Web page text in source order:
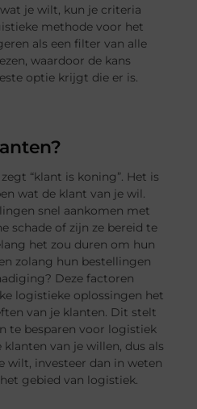
je wilt, kun je criteria
methode voor het
als een filter van alle
waardoor de kans
optie krijgt die er is.
“klant is koning”. Het is
wat de klant van je wil.
snel aankomen met
schade of zijn ze bereid te
het zou duren om hun
zolang hun bestellingen
Deze factoren
logistieke oplossingen het
van je klanten. Dit stelt
te besparen voor logistiek
van je willen, dus als
wilt, investeer dan in weten
gebied van logistiek.